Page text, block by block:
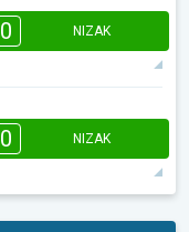
16:00 18:00
0°
0 NIZAK
16:00 18:00
2°
0 NIZAK